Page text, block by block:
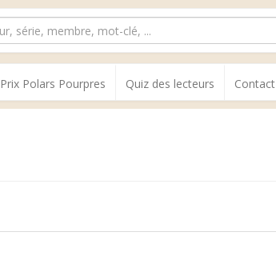
Prix Polars Pourpres Quiz des lecteurs Contact